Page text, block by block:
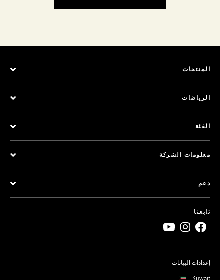
المنتجات
الرياضات
الفئة
معلومات الشركة
دعم
تابعنا
إعدادات البيانات
Kuwait